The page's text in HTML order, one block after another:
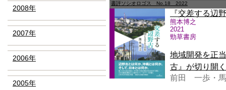
2008年
2007年
2006年
2005年
書評ソシオロゴス No.18 2022
『交差する
熊本博之
2021
勁草書房
地域開発を正
古』が切り開
前田 一歩・